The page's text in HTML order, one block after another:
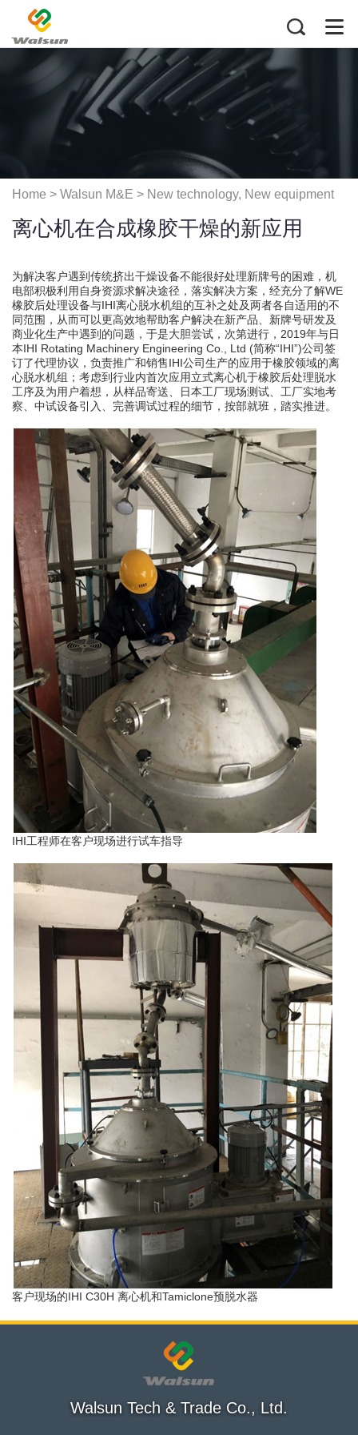
Home > Walsun M&E > New technology, New equipment
application
离心机在合成橡胶干燥的新应用
为解决客户遇到传统挤出干燥设备不能很好处理新牌号的困难，机
电部积极利用自身资源求解决途径，落实解决方案，经充分了解WE
橡胶后处理设备与IHI离心脱水机组的互补之处及两者各自适用的不
同范围，从而可以更高效地帮助客户解决在新产品、新牌号研发及
商业化生产中遇到的问题，于是大胆尝试，次第进行，2019年与日
本IHI Rotating Machinery Engineering Co., Ltd (简称“IHI”)公司签
订了代理协议，负责推广和销售IHI公司生产的应用于橡胶领域的离
心脱水机组；考虑到行业内首次应用立式离心机于橡胶后处理脱水
工序及为用户着想，从样品寄送、日本工厂现场测试、工厂实地考
察、中试设备引入、完善调试过程的细节，按部就班，踏实推进。
IHI工程师在客户现场进行试车指导
客户现场的IHI C30H 离心机和Tamiclone预脱水器
Walsun Tech & Trade Co., Ltd.